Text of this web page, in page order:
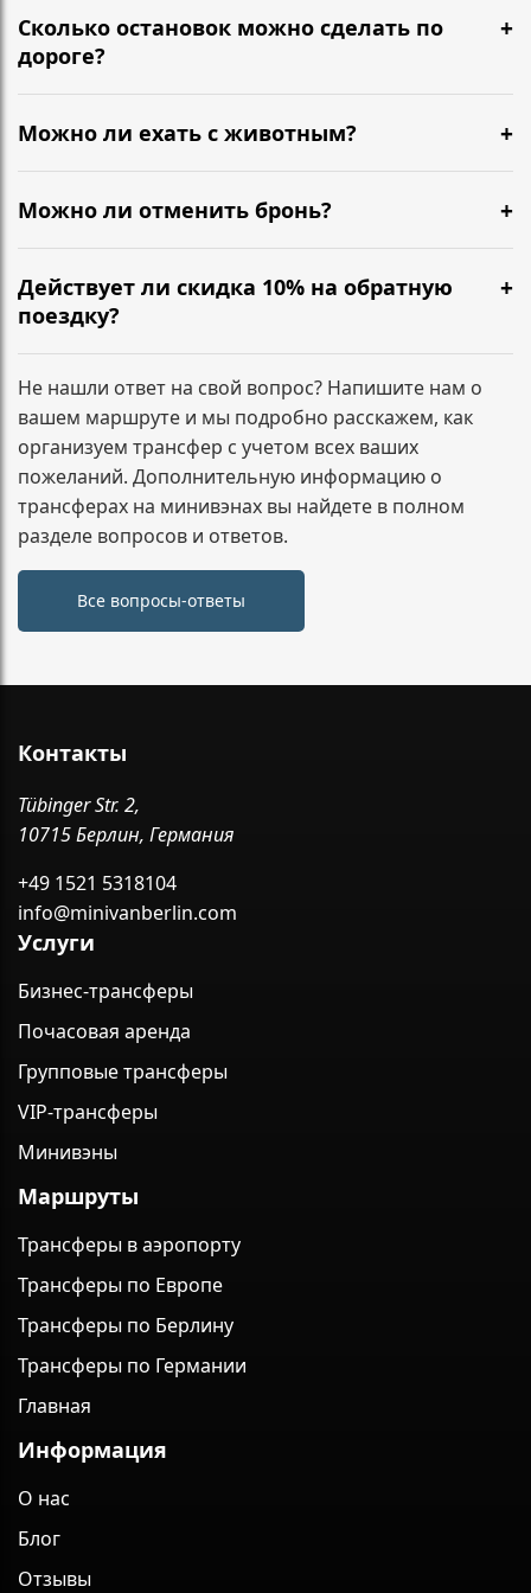
для компаний. После оплаты вы получаете
подтверждение, детали поездки и контакты
Сколько остановок можно сделать по
дороге?
Можно сделать короткие остановки по пути — кофе,
туалет, размяться. Обычно 1–2 разумные паузы не
дополнительным адресам, лучше указать это при
бронировании — зафиксируем маршрут заранее.
Можно ли ехать с животным?
Да, можно. Сообщите заранее, чтобы мы
подготовили салон и согласовали формат
Можно ли отменить бронь?
Да. Условия зависят от времени до подачи
минивэна. Напишите нам, и мы сразу подскажем по
вашему заказу.
Действует ли скидка 10% на обратную
поездку?
Да. При бронировании трансфера туда и обратно
скидка 10% на обратный маршрут применяется
автоматически и фиксируется в подтверждении
заказа.
Не нашли ответ на свой вопрос? Напишите нам о
вашем маршруте и мы подробно расскажем, как
организуем трансфер с учетом всех ваших
пожеланий. Дополнительную информацию о
трансферах на минивэнах вы найдете в полном
разделе вопросов и ответов.
Все вопросы-ответы
Контакты
Tübinger Str. 2,
10715 Берлин, Германия
+49 1521 5318104
info@minivanberlin.com
Услуги
Бизнес-трансферы
Почасовая аренда
Групповые трансферы
VIP-трансферы
Минивэны
Маршруты
Трансферы в аэропорту
Трансферы по Европе
Трансферы по Берлину
Трансферы по Германии
Главная
Информация
О нас
Блог
Отзывы